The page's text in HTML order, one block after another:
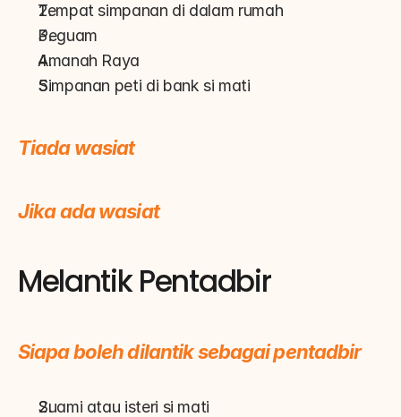
Tempat simpanan di dalam rumah
Peguam
Amanah Raya
Simpanan peti di bank si mati
Tiada wasiat
Jika ada wasiat
Melantik Pentadbir
Siapa boleh dilantik sebagai pentadbir
Suami atau isteri si mati